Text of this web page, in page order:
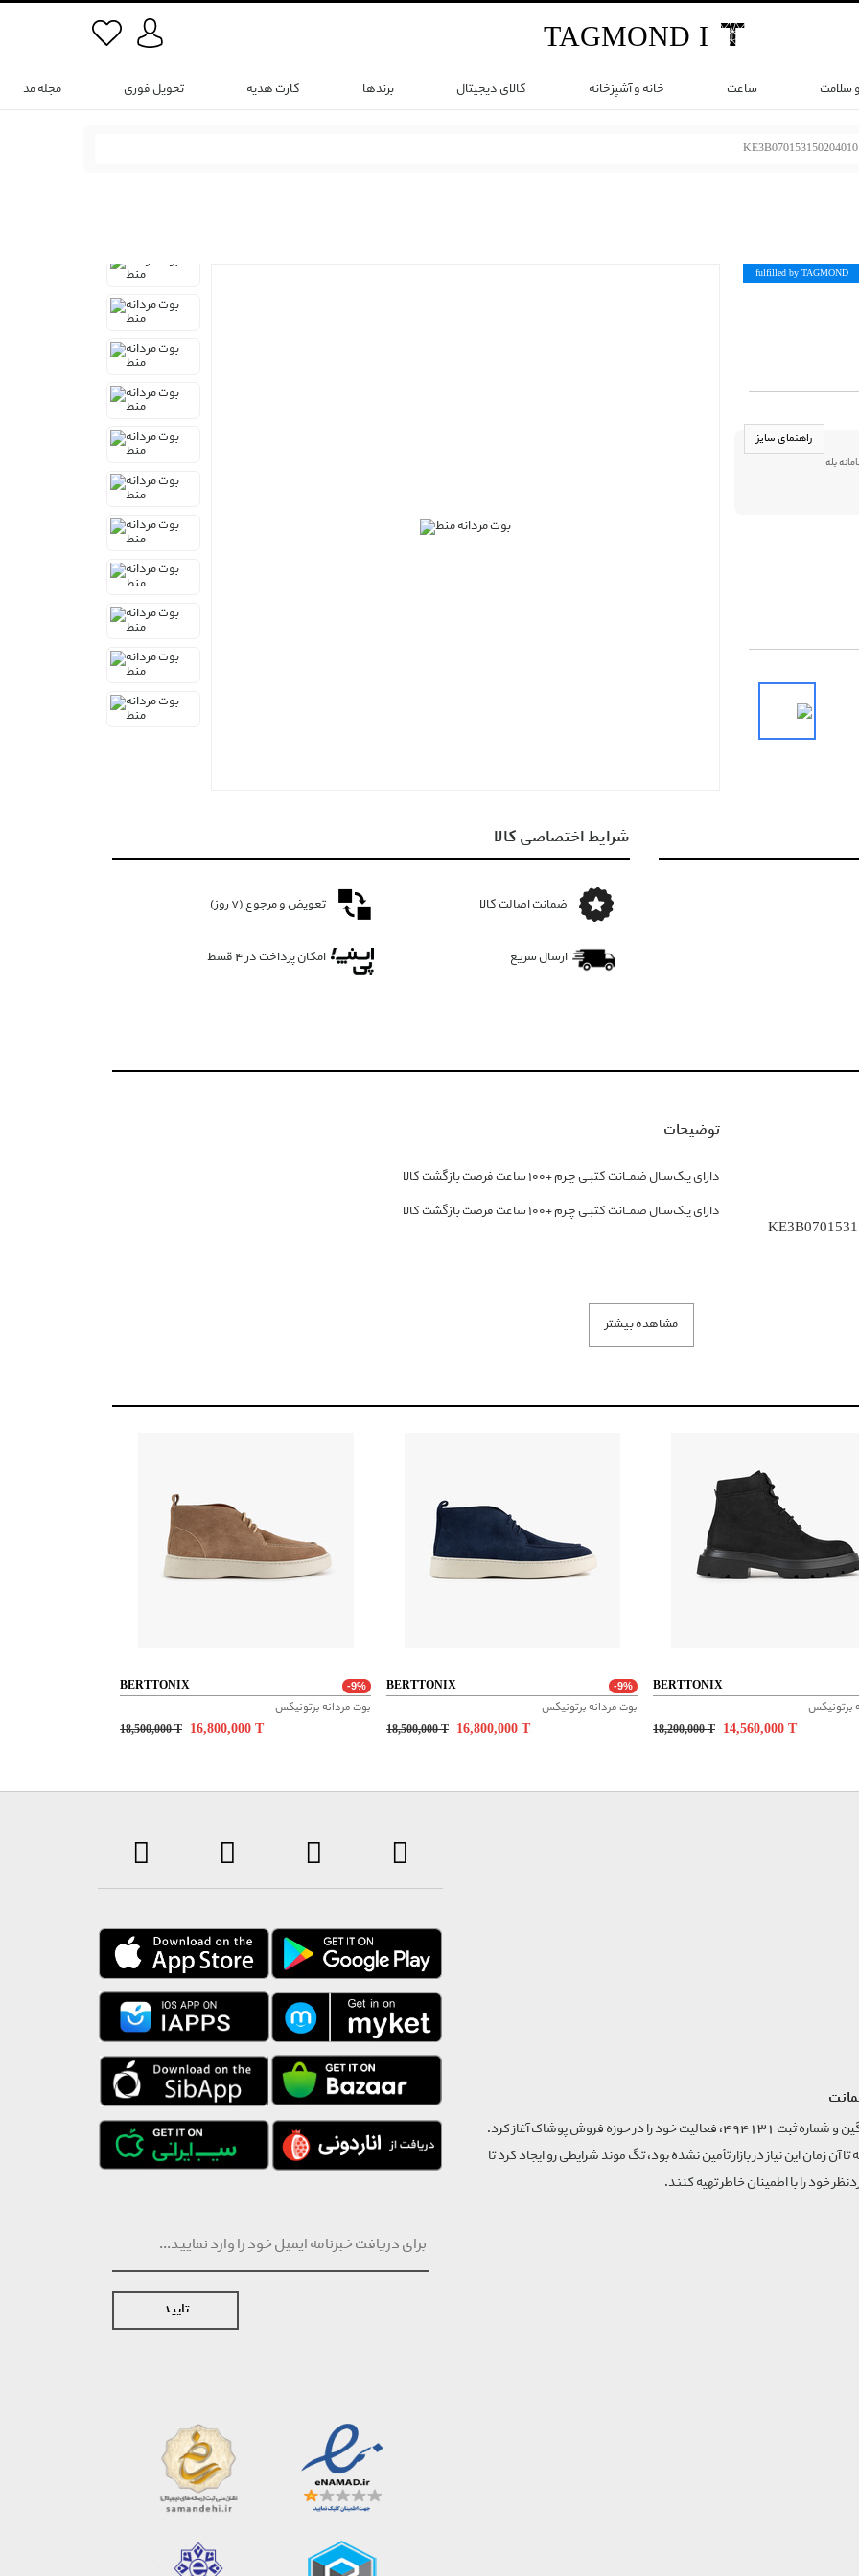
TAGMOND I
سلامت ساعت خانه و آشپزخانه کالای دیجیتال برندها کارت هدیه تحویل فوری مجله مد
fulfilled by TAGMOND
راهنمای سایز
در سامانه بله
شرایط اختصاصی کالا
ضمانت اصالت کالا تعویض و مرجوع (۷ روز)
ارسال سریع امکان پرداخت در 4 قسط
مشاهده بیشتر
توضیحات
دارای یـک‌سـال ضمــانت کتبـی چـرم +‌۱۰۰ ساعت فرصت بازگشت کالا
دارای یـک‌سـال ضمــانت کتبـی چـرم +‌۱۰۰ ساعت فرصت بازگشت کالا
BERTTONIX -9%
بوت مردانه برتونیکس
18,500,000T 16,800,000 T
BERTTONIX -9%
بوت مردانه برتونیکس
18,500,000T 16,800,000 T
BERTTONIX
برتونیکس
18,200,000T 14,560,000 T
تایید
فروشگاه تگ موند از سال 1395 با نام ثبتی گسترش و نوآوری تگین و شماره ثبت 494131، فعالیت خود را در حوزه فروش پوشاک آغاز کرد.
تا آن زمان این نیاز در بازار تأمین نشده بود، تگ موند شرایطی رو ایجاد کرد تا
خود را با اطمینان خاطر تهیه کنند.